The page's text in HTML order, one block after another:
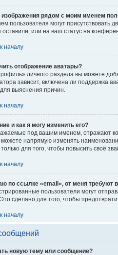
изображения рядом с моим именем
пользователя могут присутствовать
или на ваш статус на
началу
отображение аватары?
личного раздела вы можете
зависит, включена ли поддержка
выяснения причин.
началу
и как я могу изменить его?
под вашим именем, отражают
напрямую изменять
для того, чтобы повысить своё
началу
по ссылке «email», от меня требуют
пользователи могут
сделано для того, чтобы
началу
новую тему или сообщение?